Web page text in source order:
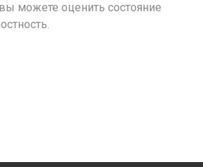
можете оценить состояние